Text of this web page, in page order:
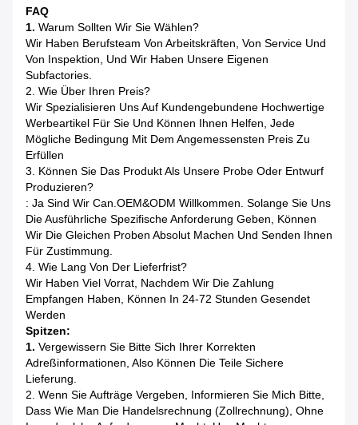
FAQ
1. Warum Sollten Wir Sie Wählen?
Wir Haben Berufsteam Von Arbeitskräften, Von Service Und
Von Inspektion, Und Wir Haben Unsere Eigenen
Subfactories.
2. Wie Über Ihren Preis?
Wir Spezialisieren Uns Auf Kundengebundene Hochwertige
Werbeartikel Für Sie Und Können Ihnen Helfen, Jede
Mögliche Bedingung Mit Dem Angemessensten Preis Zu
Erfüllen
3. Können Sie Das Produkt Als Unsere Probe Oder Entwurf
Produzieren?
: Ja Sind Wir Can.OEM&ODM Willkommen. Solange Sie Uns
Die Ausführliche Spezifische Anforderung Geben, Können
Wir Die Gleichen Proben Absolut Machen Und Senden Ihnen
Für Zustimmung.
4. Wie Lang Von Der Lieferfrist?
Wir Haben Viel Vorrat, Nachdem Wir Die Zahlung
Empfangen Haben, Können In 24-72 Stunden Gesendet
Werden
Spitzen:
1. Vergewissern Sie Bitte Sich Ihrer Korrekten
Adreßinformationen, Also Können Die Teile Sichere
Lieferung.
2. Wenn Sie Aufträge Vergeben, Informieren Sie Mich Bitte,
Dass Wie Man Die Handelsrechnung (Zollrechnung), Ohne